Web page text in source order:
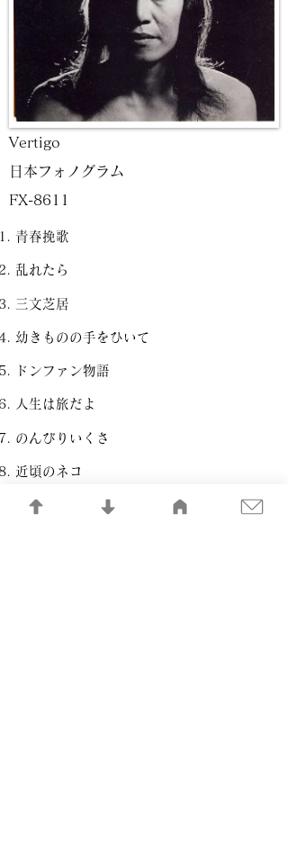
青春挽歌
乱れたら
三文芝居
幼きものの手をひいて
ドンファン物語
人生は旅だよ
のんびりいくさ
近頃のネコ
いいじゃないか
Vertigo
日本フォノグラム
FX-8611